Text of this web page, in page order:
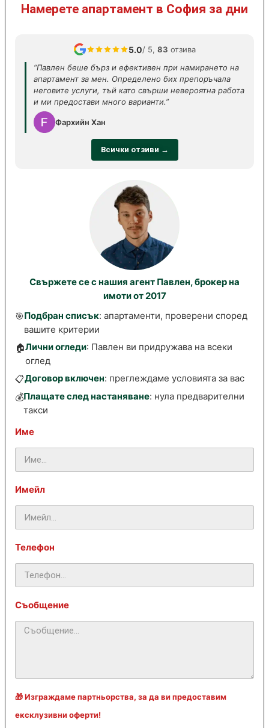
Намерете апартамент в София за дни
5.0/ 5, 83 отзива
“Павлен беше бърз и ефективен при намирането на
апартамент за мен. Определено бих препоръчала
неговите услуги, тъй като свърши невероятна работа
и ми предостави много варианти.”
Фархийн Хан
Всички отзиви →
Свържете се с нашия агент Павлен, брокер на
имоти от 2017
🎯Подбран списък: апартаменти, проверени според
вашите критерии
🏠Лични огледи: Павлен ви придружава на всеки
оглед
📋Договор включен: преглеждаме условията за вас
💰Плащате след настаняване: нула предварителни
такси
Име
Имейл
Телефон
Съобщение
🎁 Изграждаме партньорства, за да ви предоставим
ексклузивни оферти!